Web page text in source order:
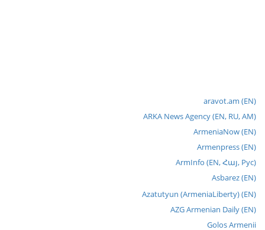
aravot.am (EN)
ARKA News Agency (EN, RU, AM)
ArmeniaNow (EN)
Armenpress (EN)
ArmInfo (EN, Հայ, Рус)
Asbarez (EN)
Azatutyun (ArmeniaLiberty) (EN)
AZG Armenian Daily (EN)
Golos Armenii